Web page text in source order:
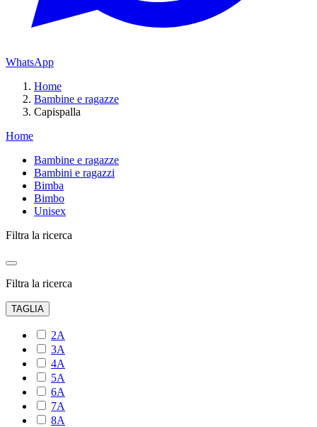
WhatsApp
Home
Bambine e ragazze
Capispalla
Home
Bambine e ragazze
Bambini e ragazzi
Bimba
Bimbo
Unisex
Filtra la ricerca
Filtra la ricerca
TAGLIA
2A
3A
4A
5A
6A
7A
8A